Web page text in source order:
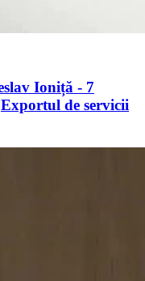
Ioniță - 7
de servicii